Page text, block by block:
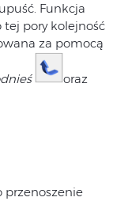
Funkcja
tej pory kolejność
za pomocą
oraz
przenoszenie